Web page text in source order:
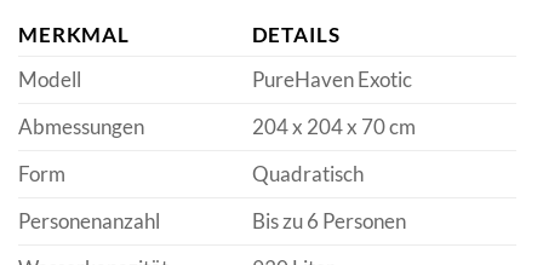
MERKMAL
DETAILS
Modell
PureHaven Exotic
Abmessungen
204 x 204 x 70 cm
Form
Quadratisch
Personenanzahl
Bis zu 6 Personen